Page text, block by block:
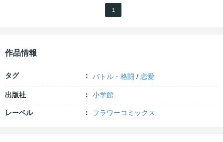
1
作品情報
タグ バトル・格闘 /恋愛
出版社 小学館
レーベル フラワーコミックス